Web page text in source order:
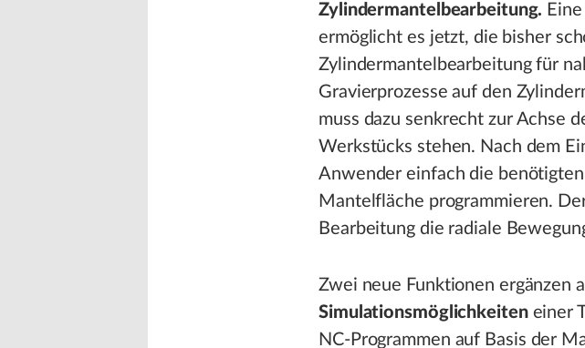
Zylindermantelbearbeitung.
ermöglicht es jetzt, die bisher
Zylindermantelbearbeitung für
Gravierprozesse auf den
muss dazu senkrecht zur Achse
Werkstücks stehen. Nach dem
Anwender einfach die
Mantelfläche programmieren.
Bearbeitung die radiale
Zwei neue Funktionen ergänzen
Simulationsmöglichkeiteneiner
NC-Programmen auf Basis der